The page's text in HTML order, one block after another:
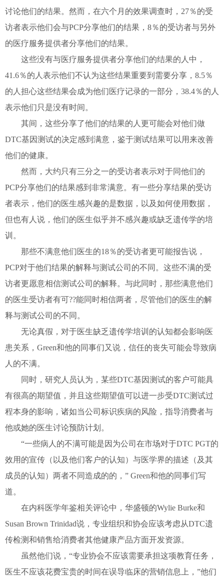
讨论他们的结果。然而，在六个月的效果调查时，27％的受
访者表示他们会与PCP分享他们的结果，8％的受访者与另外
的医疗服务提供者分享他们的结果。
这些没有与医疗服务提供者分享他们的结果的人中，
41.6％的人表示他们不认为这些结果重要到需要分享，8.5％
的人担心这些结果会成为他们医疗记录的一部分，38.4％的人
表示他们只是没有时间。
其间，这些分享了他们的结果的人更可能会对他们做
DTC基因测试的决定感到满意，鉴于测试结果可以用来改善
他们的健康。
然而，大约只有三分之一的受访者表示对于同他们的
PCP分享他们的结果感到非常满意。有一些分享结果的受访
者表示，他们的医生感兴趣的是数据，以及如何使用数据，
但也有人说，他们的医生似乎并不感兴趣或缺乏遗传学的培
训。
那些不满意他们医生的18％的受访者更可能报告说，
PCP对于他们结果的解释与测试公司的不同。这些不满的受
访者更愿意相信测试公司的解释。与此同时，那些满意他们
的医生受访者有可??能同时相信两者，尽管他们的医生的解
释与测试公司的不同。
无论真假，对于医生缺乏遗传学培训的认知都会影响医
患关系，Green和他的同事们又说，信任的丧失可能会导致病
人的不满。
同时，研究人员认为，某些DTC基因测试的客户可能具
有很高的期望值，并且这些期望值可以进一步受DTC测试过
程本身的影响，诸如当公司标识疾病的风险，指导消费者与
他或她的医生讨论预防计划。
“一些病人的不满可能是因为公司在市场对于DTC PGT的
效用的宣传（以及他们客户的认知）与医学界的描述（及其
成员的认知）两者不同造成的的，” Green和他的同事们写
道。
在内科医学年鉴相关评论中，华盛顿的Wylie Burke和
Susan Brown Trinidad说，专业组织和协会应该考虑从DTC遗
传检测和销售给消费者其他健康产品方面开发资源。
虽然他们说，“专业协会不应该需要承担这项教育任务，
医生不应该花费宝贵的时间在误导临床的营销信息上，”他们